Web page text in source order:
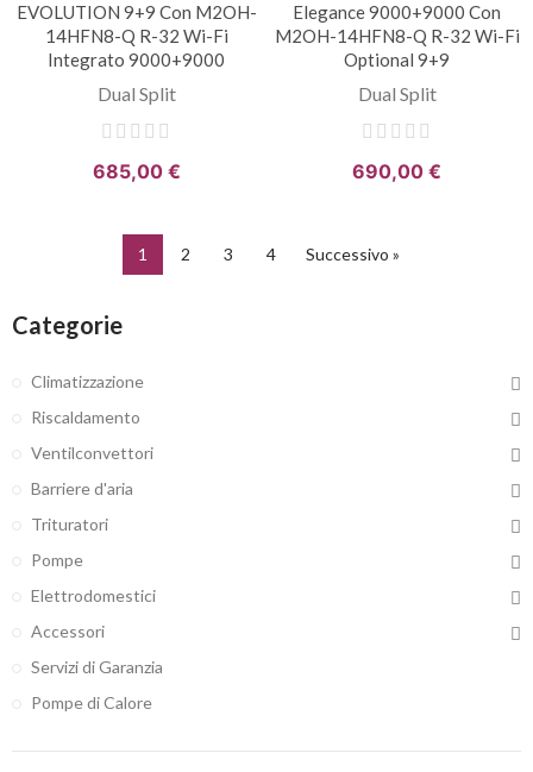
EVOLUTION 9+9 Con M2OH-
14HFN8-Q R-32 Wi-Fi
Integrato 9000+9000
Dual Split
685,00 €
Elegance 9000+9000 Con
M2OH-14HFN8-Q R-32 Wi-Fi
Optional 9+9
Dual Split
690,00 €
1 2 3 4 Successivo »
Categorie
Climatizzazione
Riscaldamento
Ventilconvettori
Barriere d'aria
Trituratori
Pompe
Elettrodomestici
Accessori
Servizi di Garanzia
Pompe di Calore